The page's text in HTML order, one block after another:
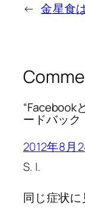
← 金星食
“Facebook
ードバック
2012年8月
S. I.
同じ症状